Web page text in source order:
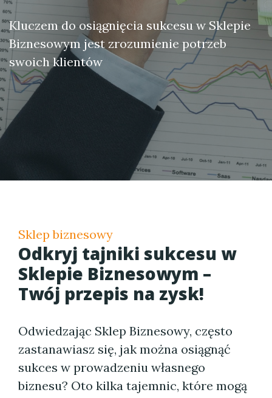
Kluczem do osiągnięcia sukcesu w Sklepie
Biznesowym jest zrozumienie potrzeb
swoich klientów
Sklep biznesowy
Odkryj tajniki sukcesu w
Sklepie Biznesowym –
Twój przepis na zysk!
Odwiedzając Sklep Biznesowy, często
zastanawiasz się, jak można osiągnąć
sukces w prowadzeniu własnego
biznesu? Oto kilka tajemnic, które mogą